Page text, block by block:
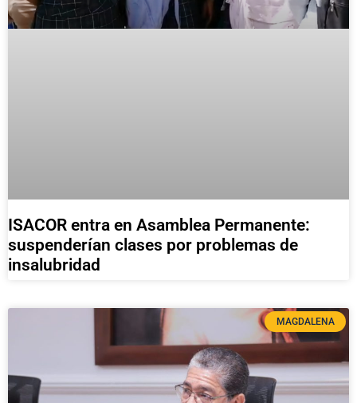
ISACOR entra en Asamblea Permanente:
suspenderían clases por problemas de
insalubridad
MAGDALENA